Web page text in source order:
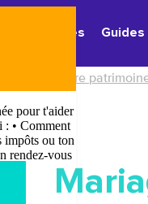
Thématiques
Guides
de votre